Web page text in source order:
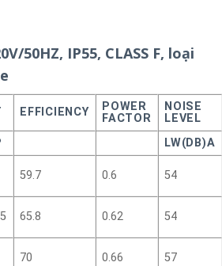
50HZ, IP55, CLASS F, loại
EFFICIENCY
POWER
FACTOR
NOISE
LEVEL
LW(DB)A
59.7 0.6 54
65.8 0.62 54
70 0.66 57